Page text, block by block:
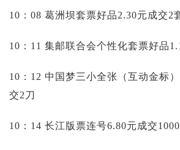
10：08 葛洲坝套票好品2.30元成交2
10：11 集邮联合会个性化套票好品
10：12 中国梦三小全张（互动金标
交2刀
10：14 长江版票连号6.80元成交